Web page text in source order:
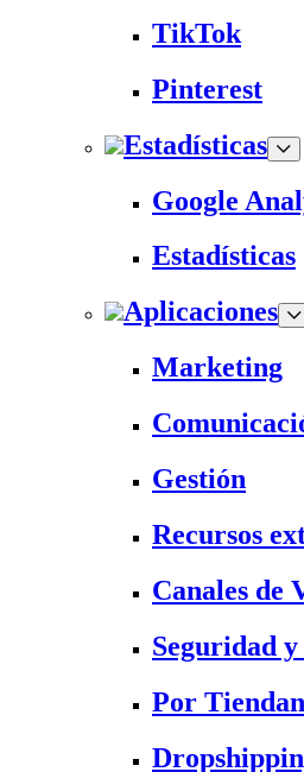
TikTok
Pinterest
Estadísticas
Google
Estadísticas
Aplicaciones
Marketing
Gestión
Recursos
Canales de
Seguridad
Por